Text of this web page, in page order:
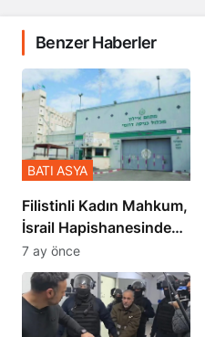
Benzer Haberler
Filistinli Kadın Mahkum,
İsrail Hapishanesindeki
Zulmü Anlattı
BATI ASYA
7 ay önce